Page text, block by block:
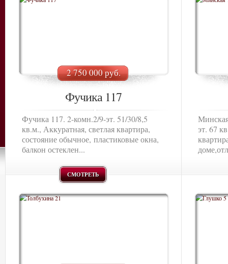
2 750 000 руб.
Фучика 117
Фучика 117. 2-комн.2/9-эт. 51/30/8,5
кв.м., Аккуратная, светлая квартира,
состояние обычное, пластиковые окна,
балкон остеклен...
СМОТРЕТЬ
эт. 67